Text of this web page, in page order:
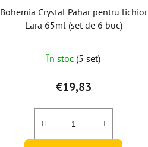
Bohemia Crystal Pahar pentru lichior
Lara 65ml (set de 6 buc)
medie
a
produsului
este
5,0
În stoc (5 set)
€19,83